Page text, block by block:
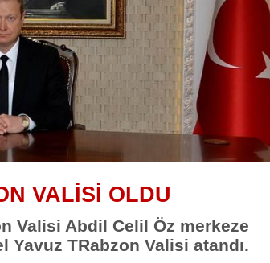
VALİSİ OLDU
Valisi Abdil Celil Öz merkeze
Yavuz TRabzon Valisi atandı.